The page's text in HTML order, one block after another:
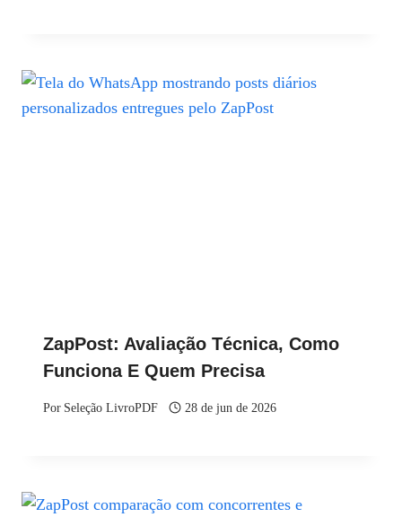
ZapPost: Avaliação Técnica, Como
Funciona E Quem Precisa
Por Seleção LivroPDF 28 de jun de 2026